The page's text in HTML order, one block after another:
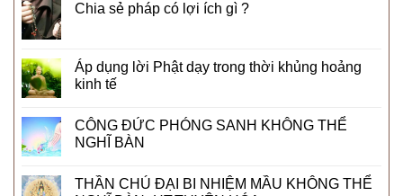
Chia sẻ pháp có lợi ích gì ?
Áp dụng lời Phật dạy trong thời khủng hoảng
kinh tế
CÔNG ĐỨC PHÓNG SANH KHÔNG THỂ
NGHĨ BÀN
THẦN CHÚ ĐẠI BI NHIỆM MẦU KHÔNG THỂ